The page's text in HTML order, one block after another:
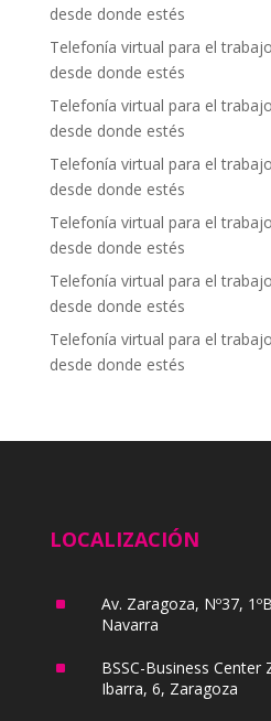
desde donde estés
Telefonía virtual para el
desde donde estés
Telefonía virtual para el
desde donde estés
Telefonía virtual para el
desde donde estés
Telefonía virtual para el
desde donde estés
Telefonía virtual para el
desde donde estés
Telefonía virtual para el
desde donde estés
LOCALIZACIÓN
^
Av. Zaragoza, Nº37,
Navarra
^
BSSC-Business Center
Ibarra, 6, Zaragoza